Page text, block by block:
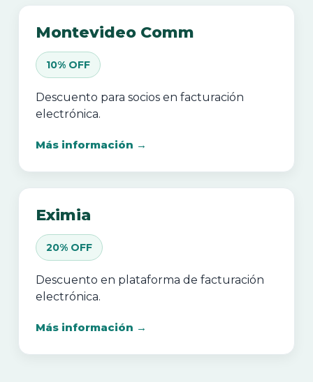
Montevideo Comm
10% OFF
Descuento para socios en facturación
electrónica.
Más información →
Eximia
20% OFF
Descuento en plataforma de facturación
electrónica.
Más información →